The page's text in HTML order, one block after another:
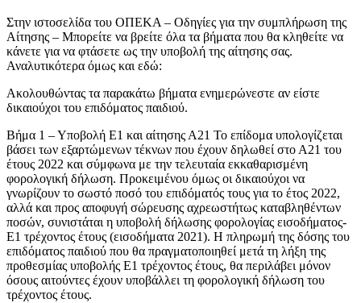
Στην ιστοσελίδα του ΟΠΕΚΑ – Οδηγίες για την συμπλήρωση της
Αίτησης – Μπορείτε να βρείτε όλα τα βήματα που θα κληθείτε να
κάνετε για να φτάσετε ως την υποβολή της αίτησης σας.
Αναλυτικότερα όμως και εδώ:
Ακολουθώντας τα παρακάτω βήματα ενημερώνεστε αν είστε
δικαιούχοι του επιδόματος παιδιού.­­­­
Βήμα 1 – Υποβολή Ε1 και αίτησης Α21 Το επίδομα υπολογίζεται
βάσει των εξαρτώμενων τέκνων που έχουν δηλωθεί στο Α21 του
έτους 2022 και σύμφωνα με την τελευταία εκκαθαρισμένη
φορολογική δήλωση. Προκειμένου όμως οι δικαιούχοι να
γνωρίζουν το σωστό ποσό του επιδόματός τους για το έτος 2022,
αλλά και προς αποφυγή σώρευσης αχρεωστήτως καταβληθέντων
ποσών, συνιστάται η υποβολή δήλωσης φορολογίας εισοδήματος-
Ε1 τρέχοντος έτους (εισοδήματα 2021). Η πληρωμή της δόσης του
επιδόματος παιδιού που θα πραγματοποιηθεί μετά τη λήξη της
προθεσμίας υποβολής Ε1 τρέχοντος έτους, θα περιλάβει μόνον
όσους αιτούντες έχουν υποβάλλει τη φορολογική δήλωση του
τρέχοντος έτους.